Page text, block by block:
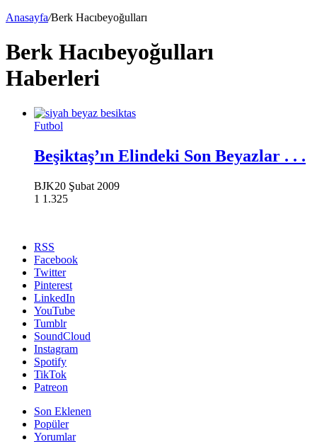
Anasayfa/Berk Hacıbeyoğulları
Berk Hacıbeyoğulları
Haberleri
Futbol
Beşiktaş’ın Elindeki Son Beyazlar . . .
BJK20 Şubat 2009
1 1.325
RSS
Facebook
Twitter
Pinterest
LinkedIn
YouTube
Tumblr
SoundCloud
Instagram
Spotify
TikTok
Patreon
Son Eklenen
Popüler
Yorumlar